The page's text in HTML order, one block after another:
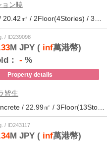
ョン暁
Built 41 yrs / Reinforced Concrete / 20.42㎡ / 2Floor(4Stories) / 32Units / Distance from the station.33
/ ID239098
M JPY (inf萬港幣)
： - %
Property details
皆生
Built 52 yrs / Steel・Reinforced Concrete / 22.99㎡ / 3Floor(13Stories) / 138Units / Distance from the station.
/ ID243117
M JPY (inf萬港幣)